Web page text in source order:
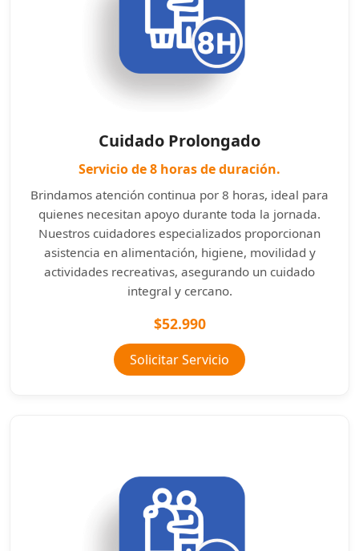
Cuidado Prolongado
Servicio de 8 horas de duración.
Brindamos atención continua por 8 horas, ideal para
quienes necesitan apoyo durante toda la jornada.
Nuestros cuidadores especializados proporcionan
asistencia en alimentación, higiene, movilidad y
actividades recreativas, asegurando un cuidado
integral y cercano.
$52.990
Solicitar Servicio